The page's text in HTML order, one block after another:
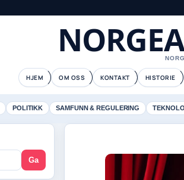
HJEM OM OSS KONTAKT HISTORIE
POLITIKK SAMFUNN & REGULERING
Ga